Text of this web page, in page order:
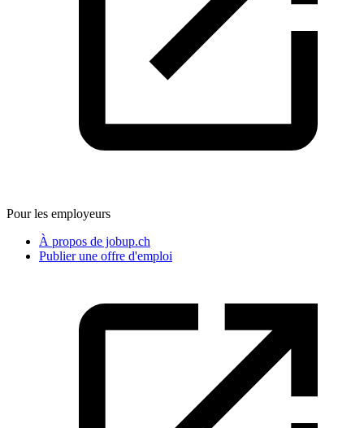
Pour les employeurs
À propos de jobup.ch
Publier une offre d'emploi